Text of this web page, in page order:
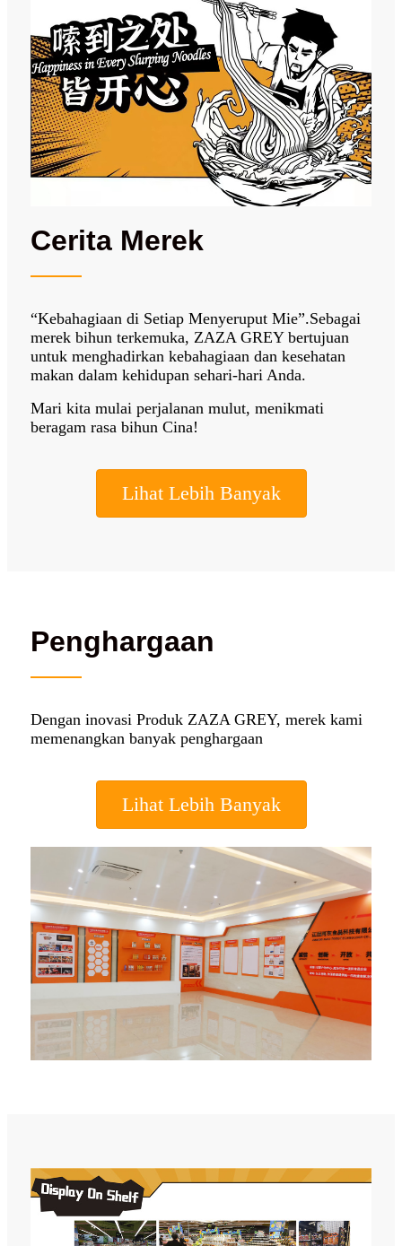
Cerita Merek
“Kebahagiaan di Setiap Menyeruput Mie”.Sebagai
merek bihun terkemuka, ZAZA GREY bertujuan
untuk menghadirkan kebahagiaan dan kesehatan
makan dalam kehidupan sehari-hari Anda.
Mari kita mulai perjalanan mulut, menikmati
beragam rasa bihun Cina!
Lihat Lebih Banyak
Penghargaan
Dengan inovasi Produk ZAZA GREY, merek kami
memenangkan banyak penghargaan
Lihat Lebih Banyak